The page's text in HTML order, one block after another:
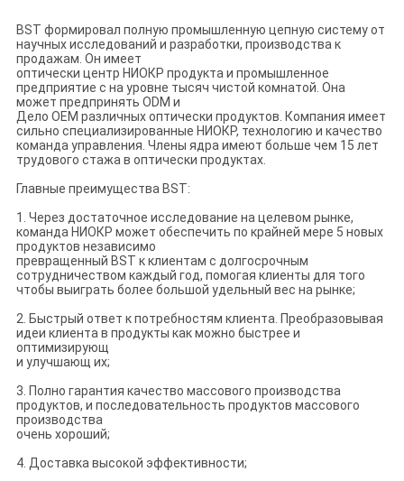
BST формировал полную промышленную цепную систему от
научных исследований и разработки, производства к
продажам. Он имеет
оптически центр НИОКР продукта и промышленное
предприятие с на уровне тысяч чистой комнатой. Она
может предпринять ODM и
Дело OEM различных оптически продуктов. Компания имеет
сильно специализированные НИОКР, технологию и качество
команда управления. Члены ядра имеют больше чем 15 лет
трудового стажа в оптически продуктах.
Главные преимущества BST:
1. Через достаточное исследование на целевом рынке,
команда НИОКР может обеспечить по крайней мере 5 новых
продуктов независимо
превращенный BST к клиентам с долгосрочным
сотрудничеством каждый год, помогая клиенты для того
чтобы выиграть более большой удельный вес на рынке;
2. Быстрый ответ к потребностям клиента. Преобразовывая
идеи клиента в продукты как можно быстрее и
оптимизирующ
и улучшающ их;
3. Полно гарантия качество массового производства
продуктов, и последовательность продуктов массового
производства
очень хороший;
4. Доставка высокой эффективности;